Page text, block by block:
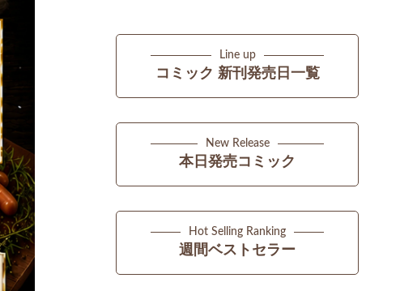
Line up
コミック 新刊発売日一覧
New Release
本日発売コミック
Hot Selling Ranking
週間ベストセラー